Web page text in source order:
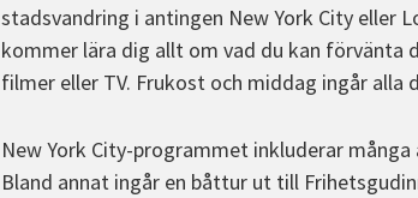
stadsvandring i antingen New York City eller
kommer lära dig allt om vad du kan förvänta
filmer eller TV. Frukost och middag ingår alla
New York City-programmet inkluderar
Bland annat ingår en båttur ut till